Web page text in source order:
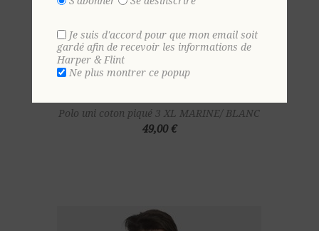
Polo uni coton piqué 3 XL MARINE/ BLANC
49,00 €
Je suis d'accord pour que mon email soit
gardé afin de recevoir les informations de
Harper & Flint
Ne plus montrer ce popup